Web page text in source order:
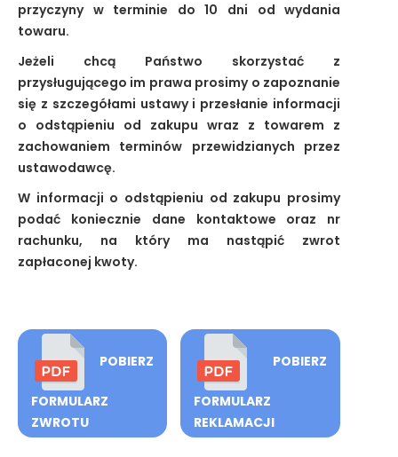
przyczyny w terminie do 10 dni od wydania
towaru.
Jeżeli chcą Państwo skorzystać z
przysługującego im prawa prosimy o zapoznanie
się z szczegółami ustawy i przesłanie informacji
o odstąpieniu od zakupu wraz z towarem z
zachowaniem terminów przewidzianych przez
ustawodawcę.
W informacji o odstąpieniu od zakupu prosimy
podać koniecznie dane kontaktowe oraz nr
rachunku, na który ma nastąpić zwrot
zapłaconej kwoty.
POBIERZ
FORMULARZ
ZWROTU
POBIERZ
FORMULARZ
REKLAMACJI